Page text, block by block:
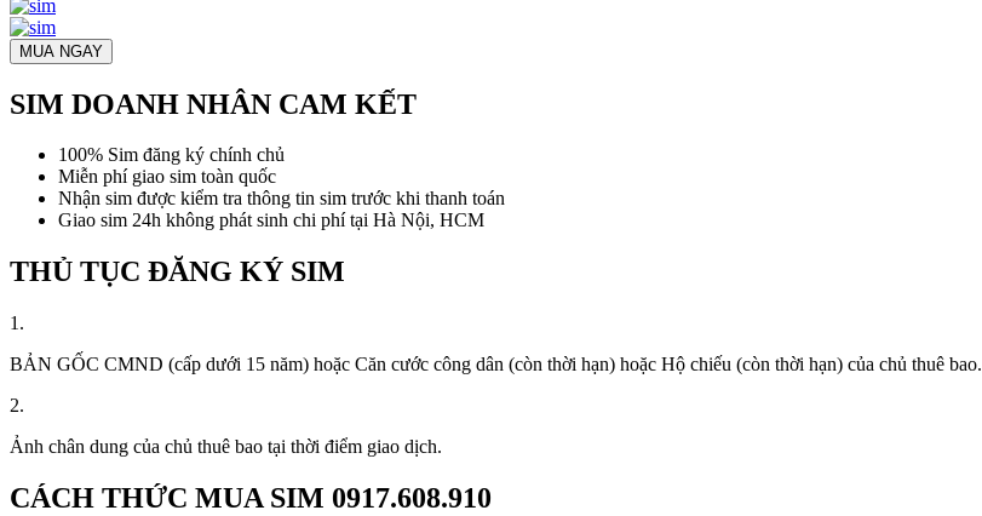
MUA NGAY
SIM DOANH NHÂN CAM KẾT
100% Sim đăng ký chính chủ
Miễn phí giao sim toàn quốc
Nhận sim được kiểm tra thông tin sim trước khi thanh toán
Giao sim 24h không phát sinh chi phí tại Hà Nội, HCM
THỦ TỤC ĐĂNG KÝ SIM
1.
BẢN GỐC CMND (cấp dưới 15 năm) hoặc Căn cước công dân (còn thời hạn) hoặc Hộ chiếu (còn thời hạn) của chủ thuê bao.
2.
Ảnh chân dung của chủ thuê bao tại thời điểm giao dịch.
CÁCH THỨC MUA SIM 0917.608.910